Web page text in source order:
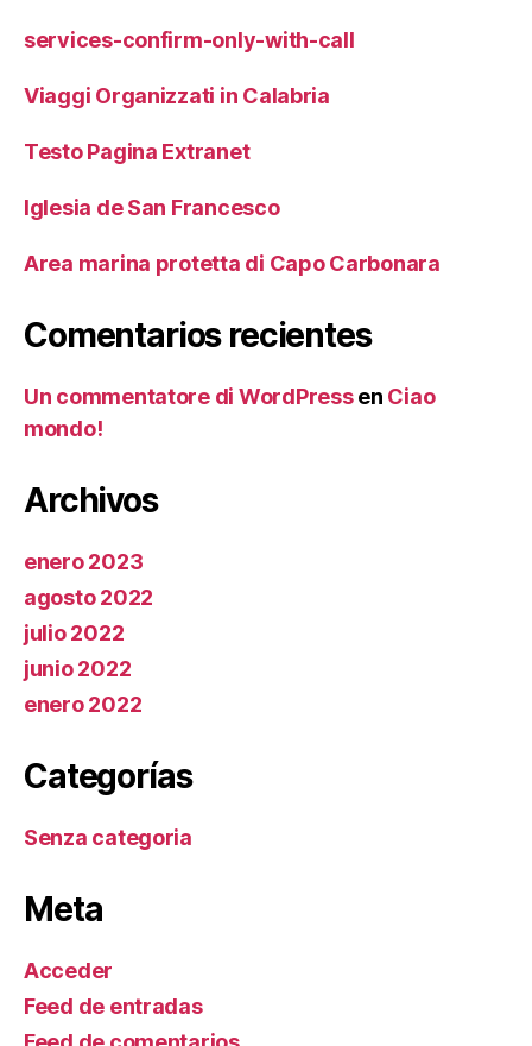
services-confirm-only-with-call
Viaggi Organizzati in Calabria
Testo Pagina Extranet
Iglesia de San Francesco
Area marina protetta di Capo Carbonara
Comentarios recientes
Un commentatore di WordPressen Ciao
mondo!
Archivos
enero 2023
agosto 2022
julio 2022
junio 2022
enero 2022
Categorías
Senza categoria
Meta
Acceder
Feed de entradas